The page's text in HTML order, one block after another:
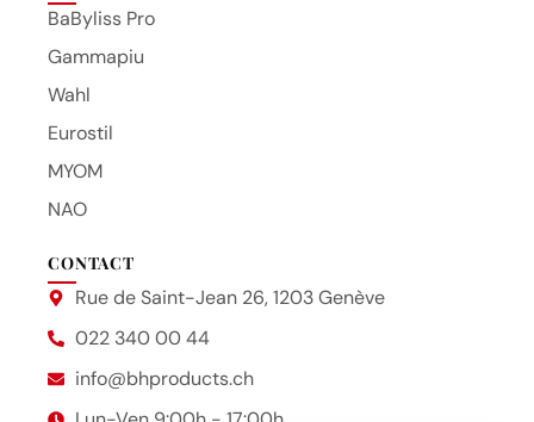
BaByliss Pro
Gammapiu
Wahl
Eurostil
MYOM
NAO
CONTACT
Rue de Saint-Jean 26, 1203 Genève
022 340 00 44
info@bhproducts.ch